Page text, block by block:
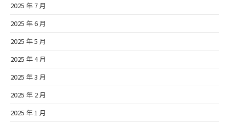
2025 年 7 月
2025 年 6 月
2025 年 5 月
2025 年 4 月
2025 年 3 月
2025 年 2 月
2025 年 1 月